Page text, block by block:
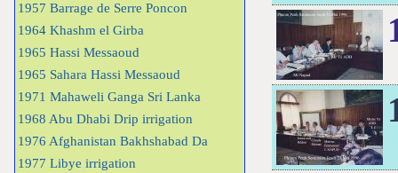
1957 Barrage de Serre Poncon
1964 Khashm el Girba
1965 Hassi Messaoud
1965 Sahara Hassi Messaoud
1971 Mahaweli Ganga Sri Lanka
1968 Abu Dhabi Drip irrigation
1976 Afghanistan Bakhshabad Da
1977 Libye irrigation